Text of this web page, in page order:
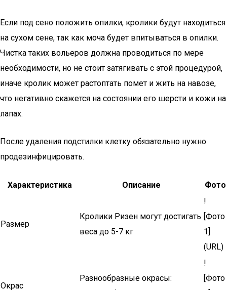
Если под сено положить опилки, кролики будут находиться
на сухом сене, так как моча будет впитываться в опилки.
Чистка таких вольеров должна проводиться по мере
необходимости, но не стоит затягивать с этой процедурой,
иначе кролик может растоптать помет и жить на навозе,
что негативно скажется на состоянии его шерсти и кожи на
лапах.
После удаления подстилки клетку обязательно нужно
продезинфицировать.
Характеристика Описание Фото
Размер
Кролики Ризен могут достигать
веса до 5-7 кг
!
[Фото
1]
(URL)
Окрас
Разнообразные окрасы:
!
[Фото